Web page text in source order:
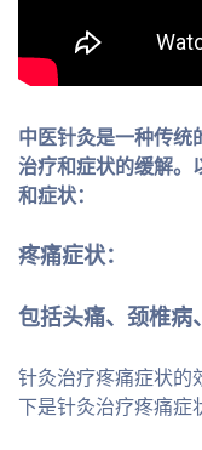
中医针灸是一种传统
治疗和症状的缓解。
和症状：
疼痛症状：
包括头痛、颈椎病
针灸治疗疼痛症状的
下是针灸治疗疼痛症